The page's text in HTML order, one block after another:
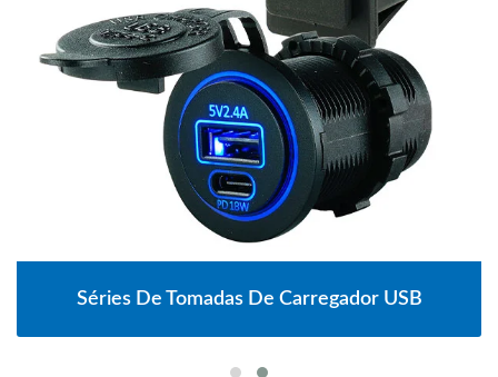
Séries De Tomadas De Carregador USB